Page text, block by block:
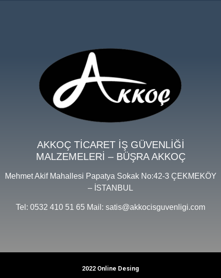
AKKOÇ TİCARET İŞ GÜVENLİĞİ
MALZEMELERİ – BÜŞRA AKKOÇ
Mehmet Akif Mahallesi Papatya Sokak No:42-3 ÇEKMEKÖY
– İSTANBUL
Tel: 0532 410 51 65 Mail: satis@akkocisguvenligi.com
2022 Online Desing